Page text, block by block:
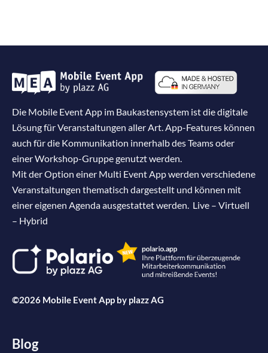
Die Mobile Event App im Baukastensystem ist die digitale
Lösung für Veranstaltungen aller Art. App-Features können
auch für die Kommunikation innerhalb des Teams oder
einer Workshop-Gruppe genutzt werden.
Mit der Option einer Multi Event App werden verschiedene
Veranstaltungen thematisch dargestellt und können mit
einer eigenen Agenda ausgestattet werden. Live – Virtuell
– Hybrid
©2026 Mobile Event App by plazz AG
Blog